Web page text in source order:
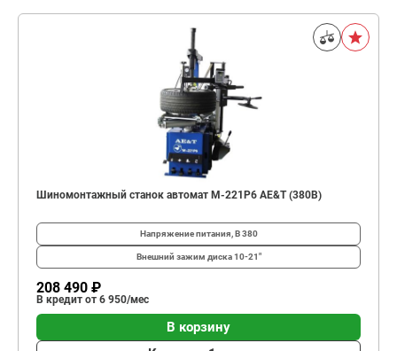
Шиномонтажный станок автомат M-221P6 AE&T (380В)
Напряжение питания, В380
Внешний зажим диска10-21"
208 490 ₽
В кредит от 6 950/мес
В корзину